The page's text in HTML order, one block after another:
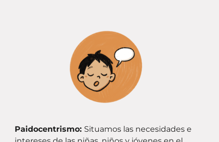
Paidocentrismo: Situamos las necesidades e